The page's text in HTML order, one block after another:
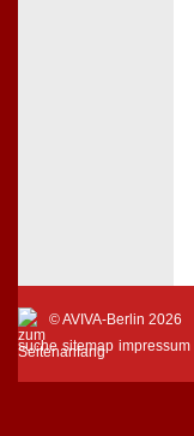
© AVIVA-Berlin 2026
suche sitemap impressum